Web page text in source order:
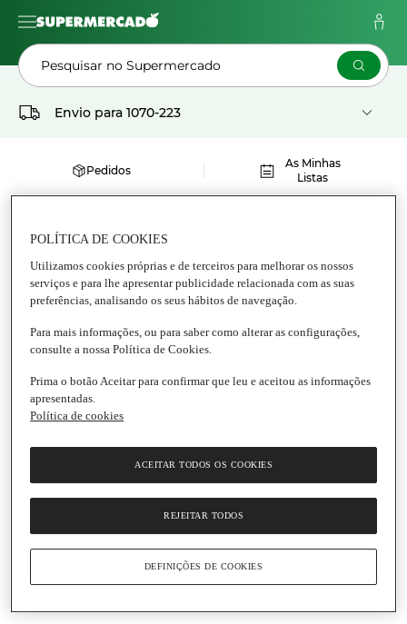
Pesquisar no Supermercado
Envio para 1070-223
Pedidos
As Minhas
Listas
Adicionar
Bushmills Malt
POLÍTICA DE COOKIES
Utilizamos cookies próprias e de terceiros para melhorar os nossos
serviços e para lhe apresentar publicidade relacionada com as suas
preferências, analisando os seus hábitos de navegação.
Para mais informações, ou para saber como alterar as configurações,
consulte a nossa Política de Cookies.
Prima o botão Aceitar para confirmar que leu e aceitou as informações
apresentadas.
Política de cookies
REJEITAR TODOS
ACEITAR TODOS OS COOKIES
DEFINIÇÕES DE COOKIES